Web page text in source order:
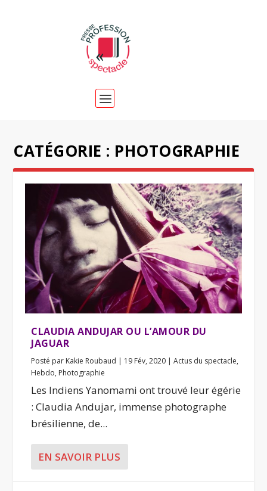
CATÉGORIE : PHOTOGRAPHIE
CLAUDIA ANDUJAR OU L’AMOUR DU
JAGUAR
Posté par Kakie Roubaud | 19 Fév, 2020 |Actus du spectacle,
Hebdo, Photographie
Les Indiens Yanomami ont trouvé leur égérie
: Claudia Andujar, immense photographe
brésilienne, de...
EN SAVOIR PLUS